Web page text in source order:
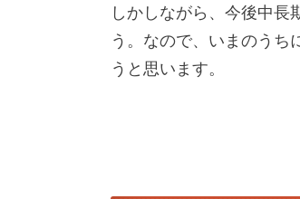
しかしながら、今後中長
う。なので、いまのうち
うと思います。